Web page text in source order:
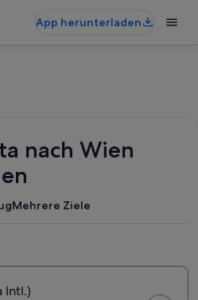
App herunterladen
nach Wien
Mehrere Ziele
Intl.)